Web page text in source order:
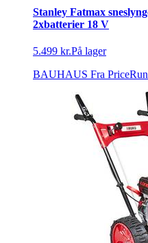
Stanley Fatmax
2xbatterier 18 V
5.499 kr.På lager
BAUHAUS Fra